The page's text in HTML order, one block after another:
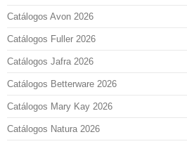
Catálogos Avon 2026
Catálogos Fuller 2026
Catálogos Jafra 2026
Catálogos Betterware 2026
Catálogos Mary Kay 2026
Catálogos Natura 2026